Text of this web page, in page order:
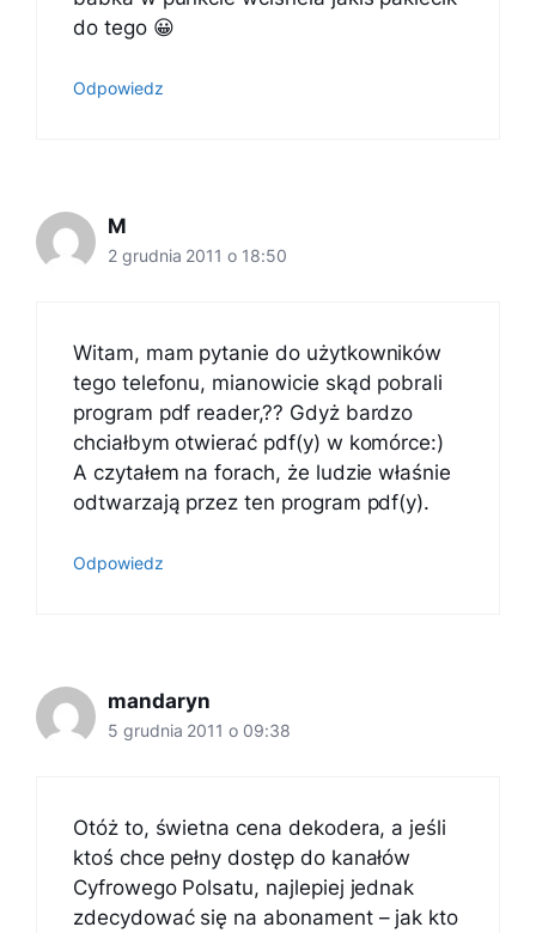
do tego 😀
Odpowiedz
M
2 grudnia 2011 o 18:50
Witam, mam pytanie do użytkowników
tego telefonu, mianowicie skąd pobrali
program pdf reader,?? Gdyż bardzo
chciałbym otwierać pdf(y) w komórce:)
A czytałem na forach, że ludzie właśnie
odtwarzają przez ten program pdf(y).
Odpowiedz
mandaryn
5 grudnia 2011 o 09:38
Otóż to, świetna cena dekodera, a jeśli
ktoś chce pełny dostęp do kanałów
Cyfrowego Polsatu, najlepiej jednak
zdecydować się na abonament – jak kto